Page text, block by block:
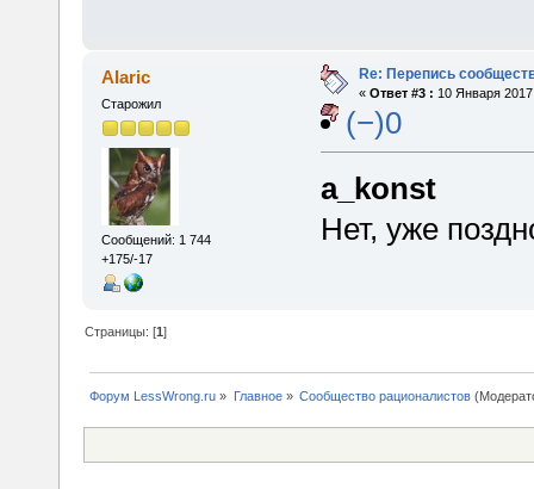
Alaric
Старожил
Сообщений: 1 744
+175/-17
Re: Перепись
« Ответ #3 : 10 Января
(−)0
a_konst
Нет, уже
Страницы: [1]
Форум LessWrong.ru » Главное» Сообщество рационалистов